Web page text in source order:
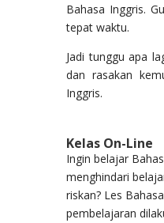
Bahasa Inggris.
tepat waktu.
Jadi tunggu apa
dan rasakan
Inggris.
Kelas On-Line
Ingin belajar
menghindari
riskan? Les
pembelajaran